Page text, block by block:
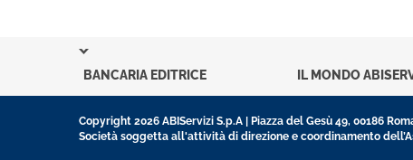
BANCARIA EDITRICE IL MONDO
Copyright 2026 ABIServizi S.p.A | Piazza del Gesù 49, 00186
Società soggetta all'attività di direzione e coordinamento